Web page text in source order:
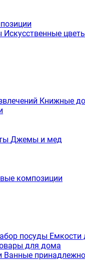
Искусственные
Книжные
Джемы и мед
композиции
посуды Емкости
для дома
Ванные